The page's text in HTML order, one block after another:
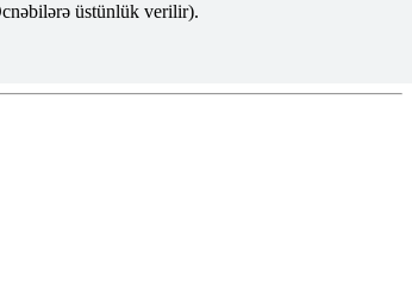
üstünlük verilir).